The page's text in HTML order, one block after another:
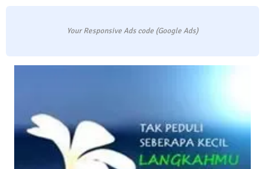
Your Responsive Ads code (Google Ads)